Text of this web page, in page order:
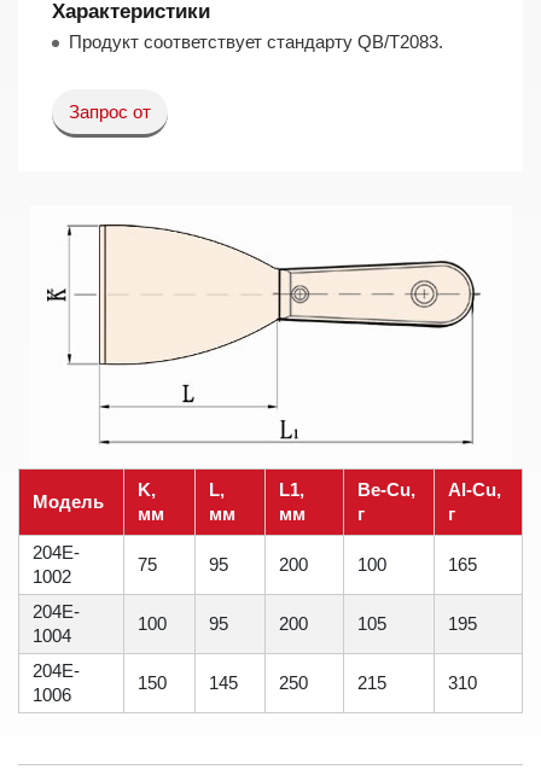
Характеристики
Продукт соответствует стандарту QB/T2083.
Запрос от
Модель
K,
мм
L,
мм
L1,
мм
Be-Cu,
г
Al-Cu,
г
204E-
1002
75 95 200 100 165
204E-
1004
100 95 200 105 195
204E-
1006
150 145 250 215 310